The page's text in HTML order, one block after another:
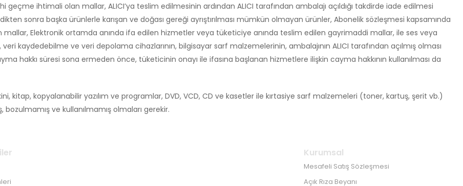
ihtimali olan mallar, ALICI’ya teslim edilmesinin ardından ALICI tarafından ambalajı açıldığı takdirde iade edilmesi
sonra başka ürünlerle karışan ve doğası gereği ayrıştırılması mümkün olmayan ürünler, Abonelik sözleşmesi kapsamında
mallar, Elektronik ortamda anında ifa edilen hizmetler veya tüketiciye anında teslim edilen gayrimaddi mallar, ile ses veya
veri kaydedebilme ve veri depolama cihazlarının, bilgisayar sarf malzemelerinin, ambalajının ALICI tarafından açılmış olması
hakkı süresi sona ermeden önce, tüketicinin onayı ile ifasına başlanan hizmetlere ilişkin cayma hakkının kullanılması da
kitap, kopyalanabilir yazılım ve programlar, DVD, VCD, CD ve kasetler ile kırtasiye sarf malzemeleri (toner, kartuş, şerit vb.)
ve kullanılmamış olmaları gerekir.
Kurumsal
Mesafeli Satış Sözleşmesi
Açık Rıza Beyanı